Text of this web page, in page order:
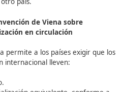
de “circulación
de peligro o un
en su país de origen.
los vehículos extranjeros
los triángulos de